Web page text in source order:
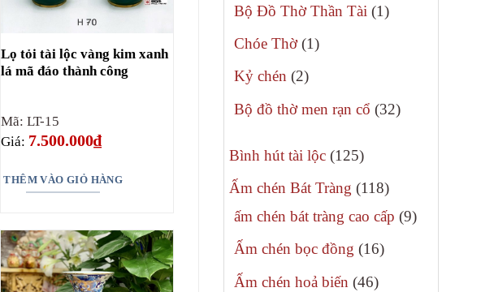
Bộ Đồ Thờ Thần Tài 11
Chóe Thờ 11
Kỷ chén 22
Bộ đồ thờ men rạn cổ 3232
Bình hút tài lộc 125125
phẩm
Ấm chén Bát Tràng 118118
sản
ấm chén bát tràng cao cấp 99
Ấm chén bọc đồng 1616
Ấm chén hoả biến 4646
Lọ tỏi tài lộc vàng kim xanh
lá mã đáo thành công
Mã: LT-15
Giá: 7.500.000₫
THÊM VÀO GIỎ HÀNG